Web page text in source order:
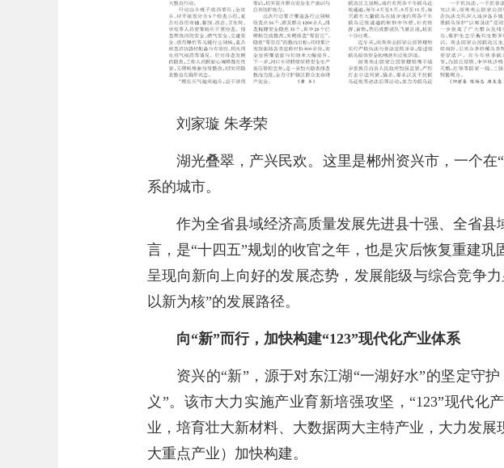
刘家璇 朱孝荣
湖光叠翠，产兴民欢。这里是郴州资兴市，一个
系的城市。
作为全省县域经济高质量发展先进县十强、全省县
言，是“十四五”规划的收官之年，也是灾后恢复重建
呈现向新向上向好的发展态势，发展能级与综合竞争
以新为核”的发展路径。
向“新”而行，加快构建“123”现代化产业体系
资兴的“新”，源于对东江湖“一湖好水”的坚定守
义”。该市大力实施产业育新培强攻坚，“123”现代化
业，培育壮大新材料、大数据两大主特产业，大力发
大重点产业）加快构建。